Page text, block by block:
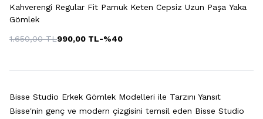
Kahverengi Regular Fit Pamuk Keten Cepsiz Uzun Paşa Yaka
Gömlek
1.650,00TL990,00 TL-%40
Bisse Studio Erkek Gömlek Modelleri ile Tarzını Yansıt
Bisse'nin genç ve modern çizgisini temsil eden Bisse Studio